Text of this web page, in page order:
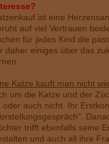
ist eine
auf viel Vertrauen
für jedes Kind die
daher einiges über das
Katze kauft man nicht
um die Katze und der
oder auch nicht. Ihr
trifft ebenfalls seine
und auch all ihre